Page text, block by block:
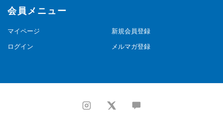
会員メニュー
マイページ 新規会員登録
ログイン メルマガ登録